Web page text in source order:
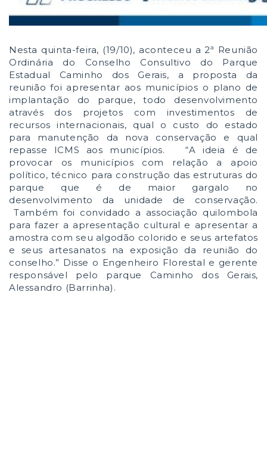
Nesta quinta-feira, (19/10), aconteceu a 2ª Reunião
Ordinária do Conselho Consultivo do Parque
Estadual Caminho dos Gerais, a proposta da
reunião foi apresentar aos municípios o plano de
implantação do parque, todo desenvolvimento
através dos projetos com investimentos de
recursos internacionais, qual o custo do estado
para manutenção da nova conservação e qual
repasse ICMS aos municípios. “A ideia é de
provocar os municípios com relação a apoio
político, técnico para construção das estruturas do
parque que é de maior gargalo no
desenvolvimento da unidade de conservação.
Também foi convidado a associação quilombola
para fazer a apresentação cultural e apresentar a
amostra com seu algodão colorido e seus artefatos
e seus artesanatos na exposição da reunião do
conselho.” Disse o Engenheiro Florestal e gerente
responsável pelo parque Caminho dos Gerais,
Alessandro (Barrinha).